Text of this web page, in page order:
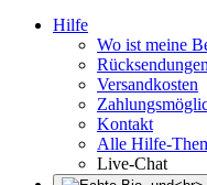
Hilfe
Wo ist meine
Rücksendungen
Versandkosten
Kontakt
Alle Hilfe-
Live-Chat